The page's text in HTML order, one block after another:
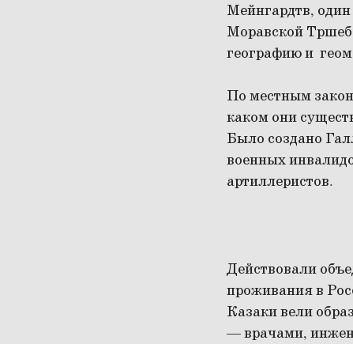
Мейнгардтв,
Моравской
географию и
По местным
каком они
Было создано
военных
артиллеристов.
Действовали
проживания в
Казаки вели
— врачами,